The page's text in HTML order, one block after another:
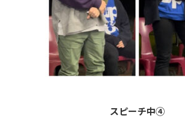
スピーチ中④